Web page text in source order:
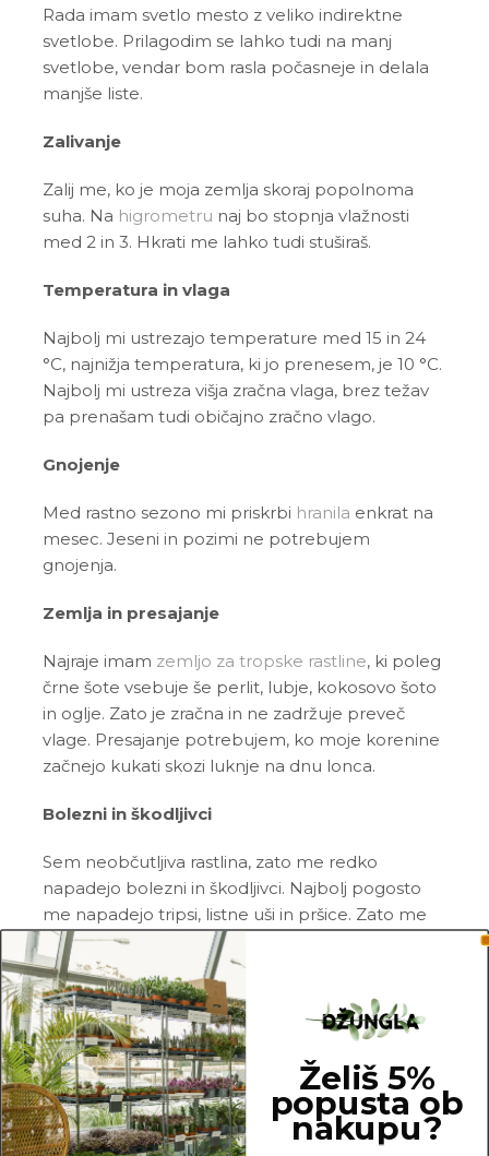
Rada imam svetlo mesto z veliko indirektne
svetlobe. Prilagodim se lahko tudi na manj
svetlobe, vendar bom rasla počasneje in delala
manjše liste.
Zalivanje
Zalij me, ko je moja zemlja skoraj popolnoma
suha. Na higrometru naj bo stopnja vlažnosti
med 2 in 3. Hkrati me lahko tudi stuširaš.
Temperatura in vlaga
Najbolj mi ustrezajo temperature med 15 in 24
°C, najnižja temperatura, ki jo prenesem, je 10 °C.
Najbolj mi ustreza višja zračna vlaga, brez težav
pa prenašam tudi običajno zračno vlago.
Gnojenje
Med rastno sezono mi priskrbi hranila enkrat na
mesec. Jeseni in pozimi ne potrebujem
gnojenja.
Zemlja in presajanje
Najraje imam zemljo za tropske rastline, ki poleg
črne šote vsebuje še perlit, lubje, kokosovo šoto
in oglje. Zato je zračna in ne zadržuje preveč
vlage. Presajanje potrebujem, ko moje korenine
začnejo kukati skozi luknje na dnu lonca.
Bolezni in škodljivci
Sem neobčutljiva rastlina, zato me redko
napadejo bolezni in škodljivci. Najbolj pogosto
me napadejo tripsi, listne uši in pršice. Zato me
redno pregleduj in me ob znakih škodljivcev
pozdravi z insekticidom ali mešanico
tonikain vode.
Pogoste težave
Gnitje:če stojim v zemlji, ki je konstantno
mokra, bom reagirala z gnitjem korenin. V tem
primeru mi poreži nagnite korenine in me
Želiš 5%
popusta ob
nakupu?